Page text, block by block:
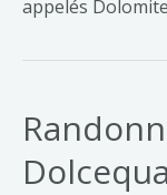
appelés
Dolcequa